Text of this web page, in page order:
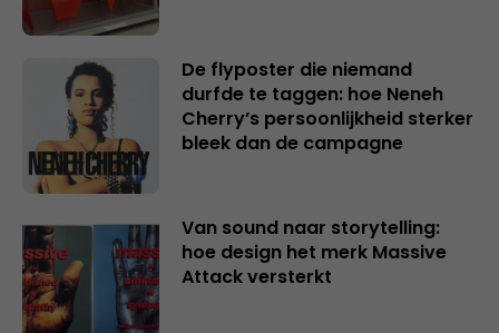
De flyposter die niemand
durfde te taggen: hoe Neneh
Cherry’s persoonlijkheid sterker
bleek dan de campagne
Van sound naar storytelling:
hoe design het merk Massive
Attack versterkt